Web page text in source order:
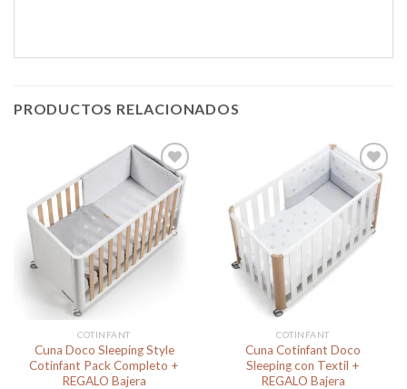
PRODUCTOS RELACIONADOS
Añadir
a la
lista de
deseos
COTINFANT
Cuna Doco Sleeping Style
Cotinfant Pack Completo +
REGALO Bajera
Añadir
a la
lista de
deseos
COTINFANT
Cuna Cotinfant Doco
Sleeping con Textil +
REGALO Bajera